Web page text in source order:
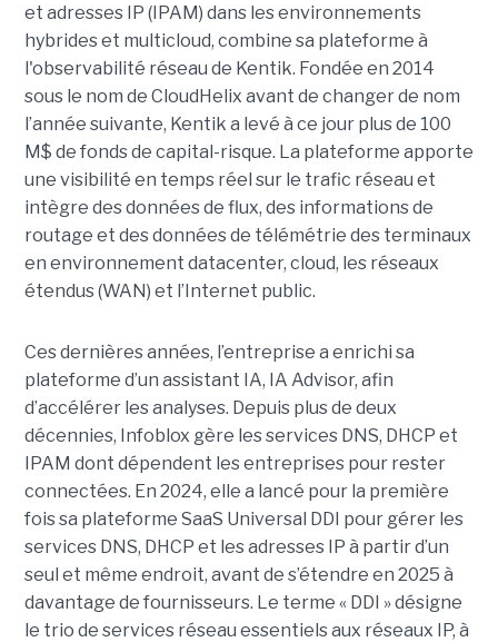
et adresses IP (IPAM) dans les environnements
hybrides et multicloud, combine sa plateforme à
l'observabilité réseau de Kentik. Fondée en 2014
sous le nom de CloudHelix avant de changer de nom
l’année suivante, Kentik a levé à ce jour plus de 100
M$ de fonds de capital-risque. La plateforme apporte
une visibilité en temps réel sur le trafic réseau et
intègre des données de flux, des informations de
routage et des données de télémétrie des terminaux
en environnement datacenter, cloud, les réseaux
étendus (WAN) et l’Internet public.
Ces dernières années, l’entreprise a enrichi sa
plateforme d’un assistant IA, IA Advisor, afin
d’accélérer les analyses. Depuis plus de deux
décennies, Infoblox gère les services DNS, DHCP et
IPAM dont dépendent les entreprises pour rester
connectées. En 2024, elle a lancé pour la première
fois sa plateforme SaaS Universal DDI pour gérer les
services DNS, DHCP et les adresses IP à partir d’un
seul et même endroit, avant de s’étendre en 2025 à
davantage de fournisseurs. Le terme « DDI » désigne
le trio de services réseau essentiels aux réseaux IP, à